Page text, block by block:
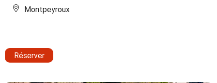
Montpeyroux
Réserver